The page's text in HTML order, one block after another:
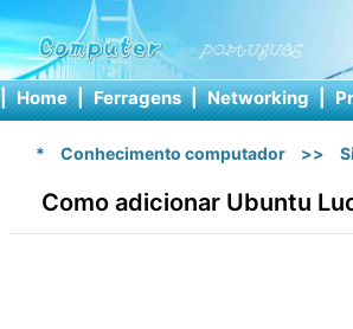
| Home | Ferragens | Networking |
* Conhecimento computador >>
Como adicionar Ubuntu